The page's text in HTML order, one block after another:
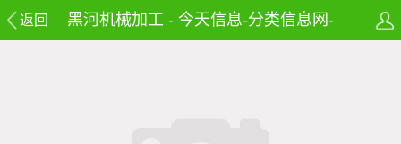
返回 黑河机械加工 - 今天信息-分类信息网-